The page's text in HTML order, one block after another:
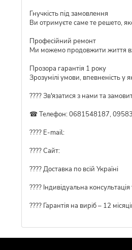
Гнучкість під замовлення
Ви отримуєте саме те решето,
Професійний ремонт
Ми можемо продовжити життя
Прозора гарантія 1 року
Зрозумілі умови, впевненість у
???? Зв'язатися з нами та
☎ Телефон: 0681548187,
???? E-mail:
???? Сайт:
???? Доставка по всій Україні
????️ Індивідуальна
???? Гарантія на виріб – 12